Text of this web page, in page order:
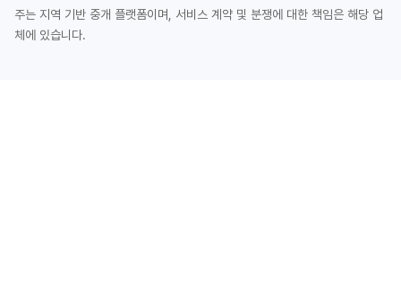
주는 지역 기반 중개 플랫폼이며, 서비스 계약 및 분쟁에 대한 책임은 해당 업
체에 있습니다.